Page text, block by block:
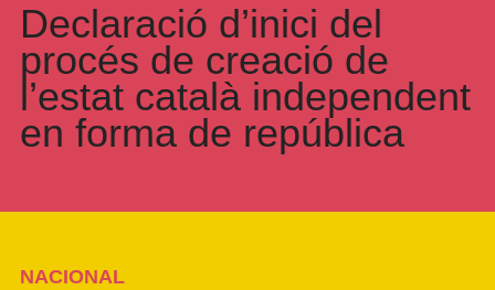
Declaració d’inici del
procés de creació de
l’estat català independent
en forma de república
NACIONAL